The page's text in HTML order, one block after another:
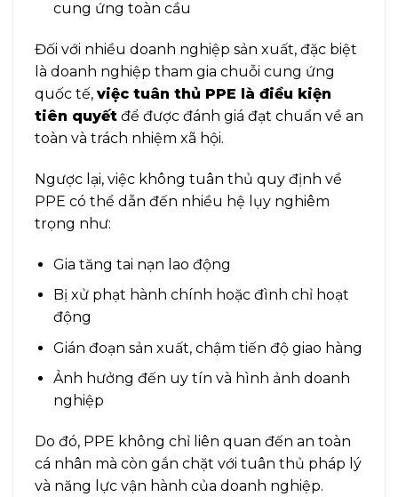
cung ứng toàn cầu
Đối với nhiều doanh nghiệp sản xuất, đặc biệt
là doanh nghiệp tham gia chuỗi cung ứng
quốc tế, việc tuân thủ PPE là điều kiện
tiên quyết để được đánh giá đạt chuẩn về an
toàn và trách nhiệm xã hội.
Ngược lại, việc không tuân thủ quy định về
PPE có thể dẫn đến nhiều hệ lụy nghiêm
trọng như:
Gia tăng tai nạn lao động
Bị xử phạt hành chính hoặc đình chỉ hoạt
động
Gián đoạn sản xuất, chậm tiến độ giao hàng
Ảnh hưởng đến uy tín và hình ảnh doanh
nghiệp
Do đó, PPE không chỉ liên quan đến an toàn
cá nhân mà còn gắn chặt với tuân thủ pháp lý
và năng lực vận hành của doanh nghiệp.